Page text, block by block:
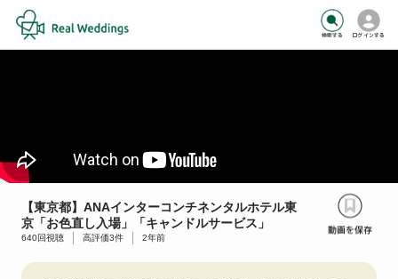
検索する ログインする
【東京都】ANAインターコンチネンタルホテル東
京「お色直し入場」「キャンドルサービス」
640回視聴 高評価3件 2年前